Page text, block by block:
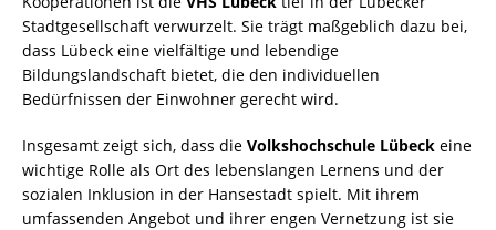
Stadtgesellschaft verwurzelt. Sie trägt maßgeblich dazu bei,
dass Lübeck eine vielfältige und lebendige
Bildungslandschaft bietet, die den individuellen
Bedürfnissen der Einwohner gerecht wird.
Insgesamt zeigt sich, dass die Volkshochschule Lübeck eine
wichtige Rolle als Ort des lebenslangen Lernens und der
sozialen Inklusion in der Hansestadt spielt. Mit ihrem
umfassenden Angebot und ihrer engen Vernetzung ist sie